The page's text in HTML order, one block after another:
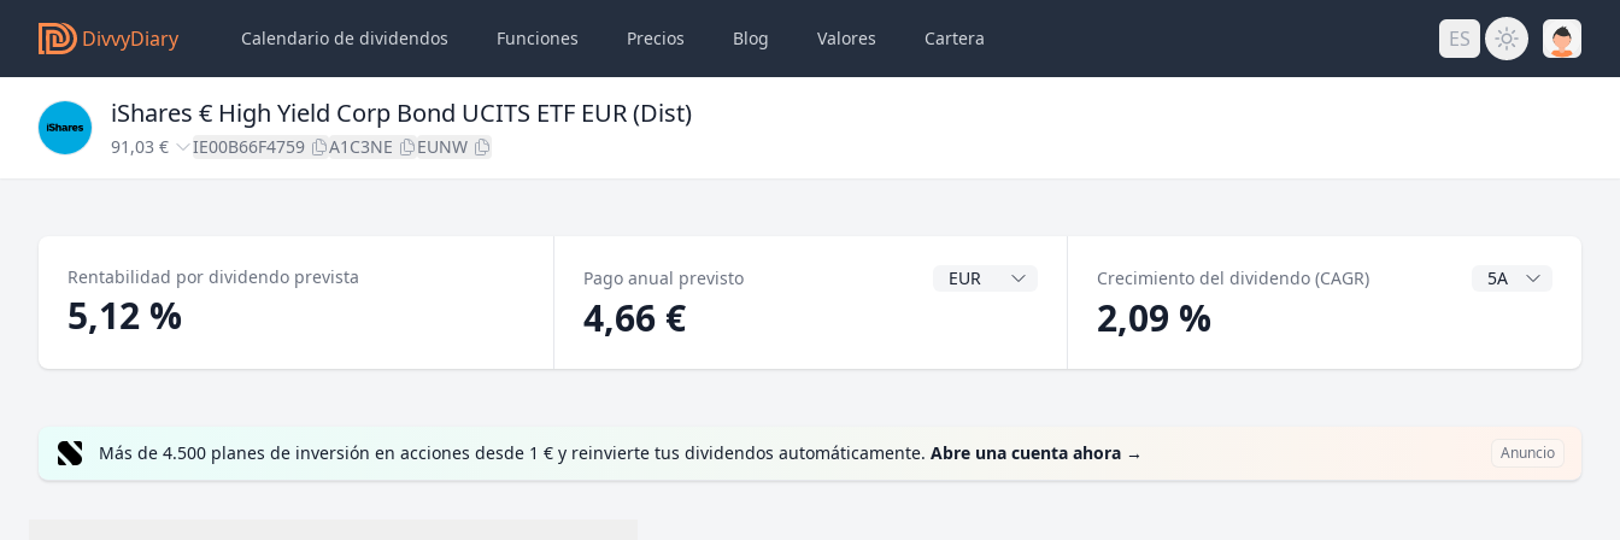
DivvyDiary Calendario de dividendos Funciones Precios Blog Valores Cartera ES
iShares € High Yield Corp Bond UCITS ETF EUR (Dist)
91,03 € IE00B66F4759 A1C3NE EUNW
Rentabilidad por dividendo prevista
5,12 %
Pago anual previsto Divisa del dividendo
4,66 €
Crecimiento del dividendo (CAGR) Años CAGR
2,09 %
Más de 4.500 planes de inversión en acciones desde 1 € y reinvierte tus dividendos automáticamente. Abre una cuenta ahora → Anuncio